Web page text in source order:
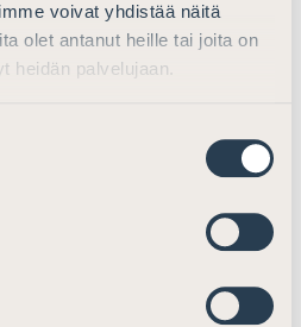
voivat yhdistää näitä
olet antanut heille tai joita on
heidän palvelujaan.
Asianajajaliitto katsoo,
syyteneuvottelun
Syyteneuvottelua
sekä vaarantamisrikoksissa.
ja suostumus menettelyyn
työryhmän esitystä asiasta.